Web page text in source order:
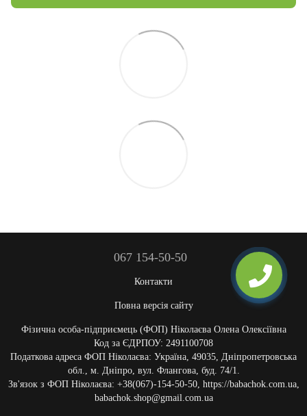
067 154-50-50
Контакти
Повна версія сайту
Фізична особа-підприємець (ФОП) Ніколаєва Олена Олексіївна
Код за ЄДРПОУ: 2491100708
Податкова адреса ФОП Ніколаєва: Україна, 49035, Дніпропетровська
обл., м. Дніпро, вул. Флангова, буд. 74/1.
Зв'язок з ФОП Ніколаєва: +38(067)-154-50-50, https://babachok.com.ua,
babachok.shop@gmail.com.ua